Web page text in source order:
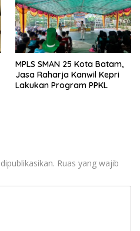
MPLS SMAN 25 Kota Batam,
Jasa Raharja Kanwil Kepri
Lakukan Program PPKL
Ruas yang wajib